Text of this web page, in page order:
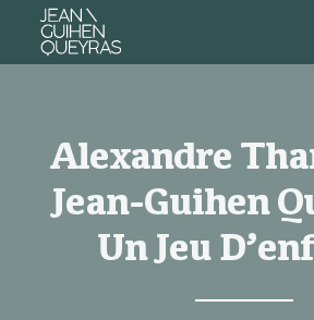
Alexandre
Jean-Guihen
Un Jeu